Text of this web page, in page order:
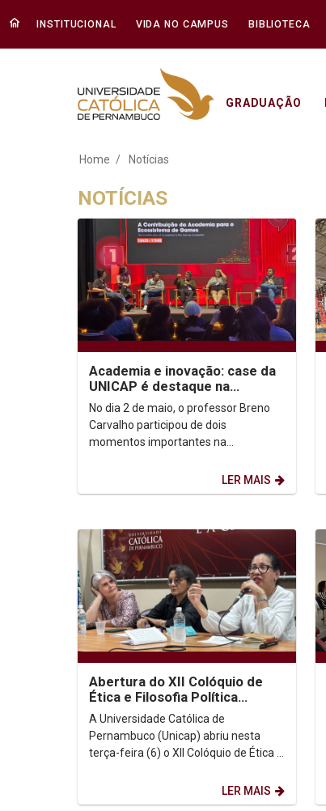
INSTITUCIONAL VIDA NO CAMPUS BIBLIOTECA
GRADUAÇÃO
Notícias - Unicap
Home Notícias
NOTÍCIAS
Academia e inovação: case da
UNICAP é destaque na
Gamescom Latam
No dia 2 de maio, o professor Breno
Carvalho participou de dois
momentos importantes na
presença ativa da UNICAP no maior...
LER MAIS
Abertura do XII Colóquio de
Ética e Filosofia Política
debate os desafios éticos e
existenciais...
A Universidade Católica de
Pernambuco (Unicap) abriu nesta
terça-feira (6) o XII Colóquio de Ética e
LER MAIS